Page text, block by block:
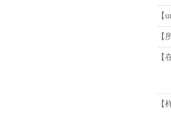
【
【
【
【